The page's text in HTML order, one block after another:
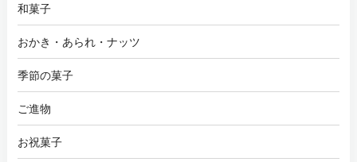
和菓子
おかき・あられ・ナッツ
季節の菓子
ご進物
お祝菓子